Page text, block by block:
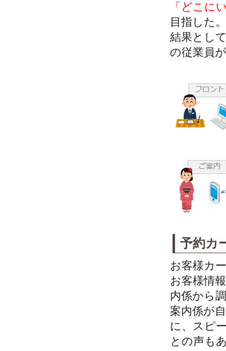
「どこに
目指した。
結果とし
の従業員
予約
お客様カ
お客様情
内係から
案内係が
に、スピ
との声も